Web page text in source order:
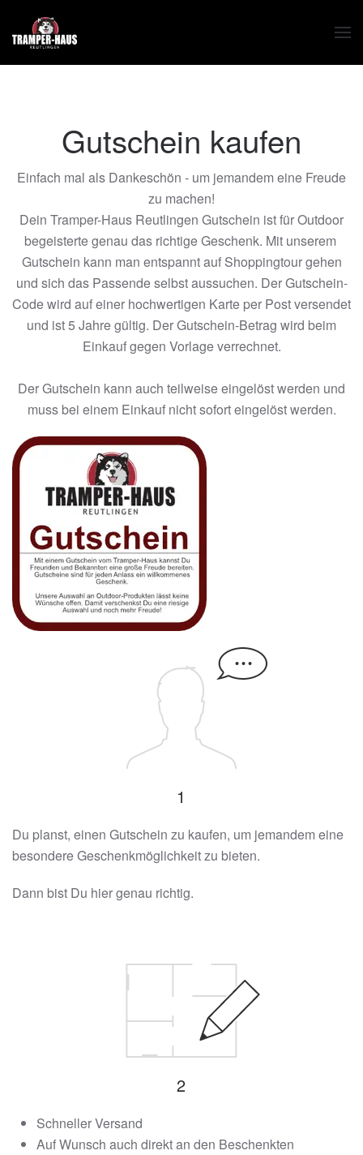
Zum Hauptinhalt springen
Gutschein kaufen
Einfach mal als Dankeschön - um jemandem eine Freude
zu machen!
Dein Tramper-Haus Reutlingen Gutschein ist für Outdoor
begeisterte genau das richtige Geschenk. Mit unserem
Gutschein kann man entspannt auf Shoppingtour gehen
und sich das Passende selbst aussuchen. Der Gutschein-
Code wird auf einer hochwertigen Karte per Post versendet
und ist 5 Jahre gültig. Der Gutschein-Betrag wird beim
Einkauf gegen Vorlage verrechnet.
Der Gutschein kann auch teilweise eingelöst werden und
muss bei einem Einkauf nicht sofort eingelöst werden.
1
Du planst, einen Gutschein zu kaufen, um jemandem eine
besondere Geschenkmöglichkeit zu bieten.
Dann bist Du hier genau richtig.
2
Schneller Versand
Auf Wunsch auch direkt an den Beschenkten